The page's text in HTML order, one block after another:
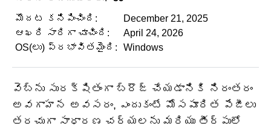
మొదట కనిపించింది:
December 21, 2025
ఆఖరి సారిగా చూచింది:
April 24, 2026
OS(లు) ప్రభావితమైంది:
Windows
వెబ్‌ను సురక్షితంగా బ్రౌజ్ చేయడానికి నిరంతరం
అవగాహన అవసరం, ఎందుకంటే మోసపూరిత పేజీలు
తరచుగా సాధారణ చర్యలను మరియు తీర్పులో